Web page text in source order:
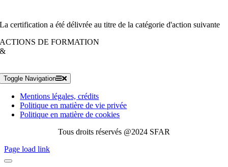
La certification a été délivrée au titre de la catégorie d'action suivante
ACTIONS DE FORMATION
&
Toggle Navigation
Mentions légales, crédits
Politique en matière de vie privée
Politique en matière de cookies
Tous droits réservés @2024 SFAR
Page load link